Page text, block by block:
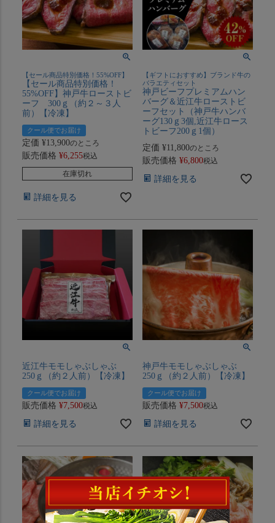
【セール商品特別価格！55%OFF】
【セール商品特別価格！
55%OFF】神戸牛ローストビ
ーフ 300ｇ（約２～３人
前）【冷凍】
クール便でお届け
定価 ¥13,900のところ
販売価格 ¥6,255税込
在庫切れ
詳細を見る
【ギフトにおすすめ】ブランド牛の
バラエティセット
神戸ビーフプレミアムハン
バーグ＆近江牛ローストビ
ーフセット（神戸牛ハンバ
ーグ130ｇ3個,近江牛ロース
トビーフ200ｇ1個）
定価 ¥11,800のところ
販売価格 ¥6,800税込
詳細を見る
近江牛モモしゃぶしゃぶ
250ｇ（約２人前）【冷凍】
クール便でお届け
販売価格 ¥7,500税込
詳細を見る
神戸牛モモしゃぶしゃぶ
250ｇ（約２人前）【冷凍】
クール便でお届け
販売価格 ¥7,500税込
詳細を見る